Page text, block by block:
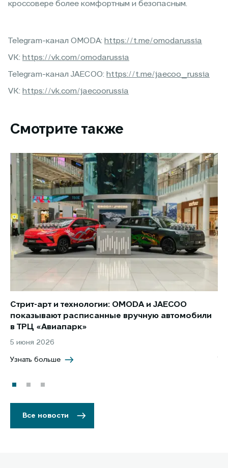
кроссовере более комфортным и безопасным.
Telegram-канал OMODA: https://t.me/omodarussia
VK: https://vk.com/omodarussia
Telegram-канал JAECOO: https://t.me/jaecoo_russia
VK: https://vk.com/jaecoorussia
Смотрите также
Стрит-арт и технологии: OMODA и JAECOO
показывают расписанные вручную автомобили
в ТРЦ «Авиапарк»
5 июня 2026
Узнать больше
Все новости